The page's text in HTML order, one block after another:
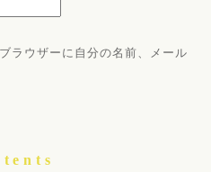
ラウザーに自分の名前、メール